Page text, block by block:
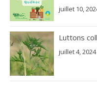
juillet 10,
Luttons
juillet 4, 2024